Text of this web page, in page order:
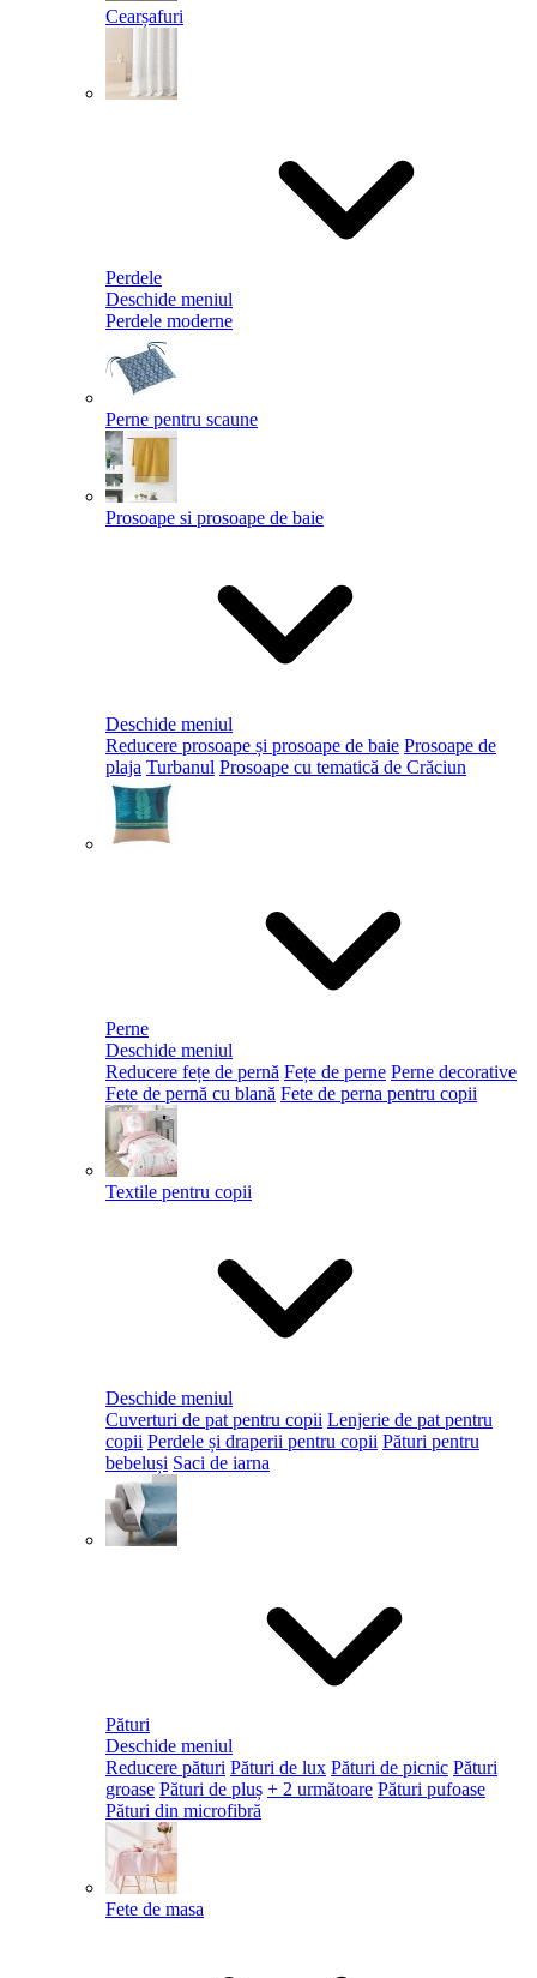
Cearșafuri
Perdele
Deschide meniul
Perdele moderne
Perne pentru scaune
Prosoape si prosoape de baie
Deschide meniul
Reducere prosoape și prosoape de baie Prosoape de
plaja Turbanul Prosoape cu tematică de Crăciun
Perne
Deschide meniul
Reducere fețe de pernă Fețe de perne Perne decorative
Fete de pernă cu blană Fete de perna pentru copii
Textile pentru copii
Deschide meniul
Cuverturi de pat pentru copii Lenjerie de pat pentru
copii Perdele și draperii pentru copii Pături pentru
bebeluși Saci de iarna
Pături
Deschide meniul
Reducere pături Pături de lux Pături de picnic Pături
groase Pături de pluș + 2 următoare Pături pufoase
Pături din microfibră
Fete de masa